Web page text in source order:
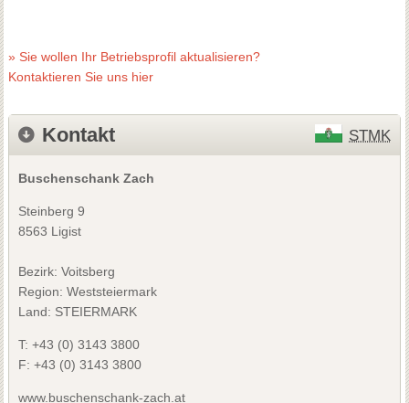
» Sie wollen Ihr Betriebsprofil aktualisieren?
Kontaktieren Sie uns hier
Kontakt STMK
Buschenschank Zach
Steinberg 9
8563 Ligist
Bezirk: Voitsberg
Region: Weststeiermark
Land: STEIERMARK
T: +43 (0) 3143 3800
F: +43 (0) 3143 3800
www.buschenschank-zach.at